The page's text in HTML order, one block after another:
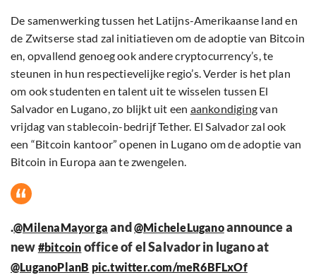
De samenwerking tussen het Latijns-Amerikaanse land en
de Zwitserse stad zal initiatieven om de adoptie van Bitcoin
en, opvallend genoeg ook andere cryptocurrency’s, te
steunen in hun respectievelijke regio’s. Verder is het plan
om ook studenten en talent uit te wisselen tussen El
Salvador en Lugano, zo blijkt uit een aankondigingvan
vrijdag van stablecoin-bedrijf Tether. El Salvador zal ook
een “Bitcoin kantoor” openen in Lugano om de adoptie van
Bitcoin in Europa aan te zwengelen.
.@MilenaMayorga and@MicheleLuganoannounce a
new #bitcoin office of el Salvador in lugano at
@LuganoPlanB pic.twitter.com/meR6BFLxOf